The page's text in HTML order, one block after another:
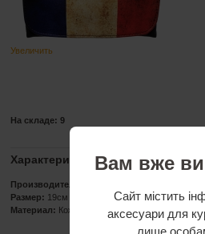
Увеличить
На складе: 9
Характеристики
Производитель:
Размер: 19см х 10см
Материал: Кож. зам.
Вам вже
Сайт містить
аксесуари для
лише